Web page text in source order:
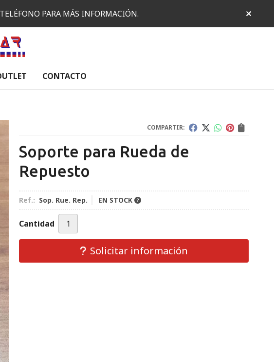
PARA MÁS INFORMACIÓN.
CONTACTO
COMPARTIR:
Soporte para Rueda de
Repuesto
Ref.: Sop. Rue. Rep. EN STOCK
Cantidad
Solicitar información